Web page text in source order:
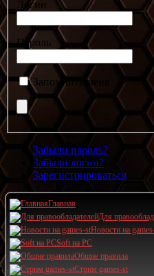
Логин
Пароль
Запомнить меня
Забыли пароль?
Забыли логин?
Зарегистрироваться
Главная
Для
Новости на
Soft на PC
Общие правила
Стрим games-st